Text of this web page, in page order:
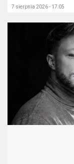
7 sierpnia 2026 - 17:05